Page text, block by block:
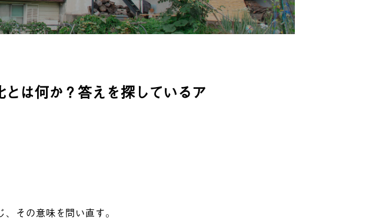
は何か？答えを探しているア
その意味を問い直す。